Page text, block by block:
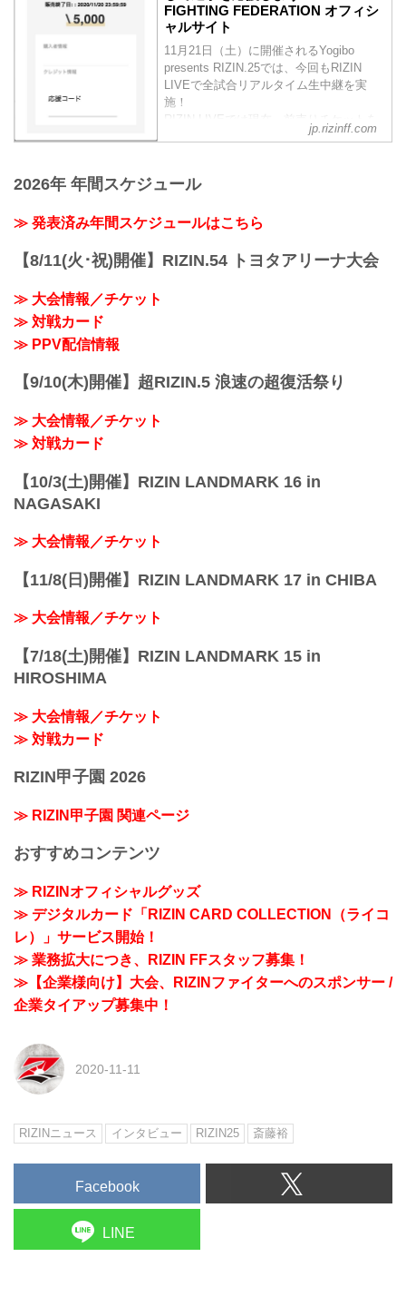
FIGHTING FEDERATION オフィシ
ャルサイト
11月21日（土）に開催されるYogibo
presents RIZIN.25では、今回もRIZIN
LIVEで全試合リアルタイム生中継を実
施！
RIZIN LIVEでは現在、前売りチケットを
発売中！RIZIN LIVEで前売りチケットを
一部がその選手へ還元されるぞ！
で好きな選手の『応援コード』を入力
『応援コード』とは？
jp.rizinff.com
2026年 年間スケジュール
≫ 発表済み年間スケジュールはこちら
【8/11(火･祝)開催】RIZIN.54 トヨタアリーナ大会
≫ 大会情報／チケット
≫ 対戦カード
≫ PPV配信情報
【9/10(木)開催】超RIZIN.5 浪速の超復活祭り
≫ 大会情報／チケット
≫ 対戦カード
【10/3(土)開催】RIZIN LANDMARK 16 in
NAGASAKI
≫ 大会情報／チケット
【11/8(日)開催】RIZIN LANDMARK 17 in CHIBA
≫ 大会情報／チケット
【7/18(土)開催】RIZIN LANDMARK 15 in
HIROSHIMA
≫ 大会情報／チケット
≫ 対戦カード
RIZIN甲子園 2026
≫ RIZIN甲子園 関連ページ
おすすめコンテンツ
≫ RIZINオフィシャルグッズ
≫ デジタルカード「RIZIN CARD COLLECTION（ライコ
レ）」サービス開始！
≫ 業務拡大につき、RIZIN FFスタッフ募集！
≫【企業様向け】大会、RIZINファイターへのスポンサー /
企業タイアップ募集中！
2020-11-11
RIZINニュース インタビュー RIZIN25 斎藤裕
Facebook
LINE